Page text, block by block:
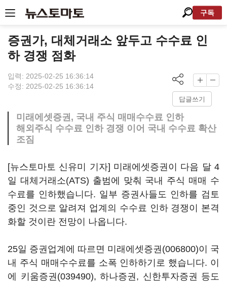
구독
증권가, 대체거래소 앞두고 수수료 인
하 경쟁 점화
입력: 2025-02-25 16:36:14
수정: 2025-02-25 16:36:14
답글쓰기
미래에셋증권, 국내 주식 매매수수료 인하
해외주식 수수료 인하 경쟁 이어 국내 수수료 확산
조짐
[뉴스토마토 신유미 기자] 미래에셋증권이 다음 달 4
일 대체거래소(ATS) 출범에 맞춰 국내 주식 매매 수
수료를 인하했습니다. 일부 증권사들도 인하를 검토
중인 것으로 알려져 업계의 수수료 인하 경쟁이 본격
화할 것이란 전망이 나옵니다.
25일 증권업계에 따르면 미래에셋증권(006800)이 국
내 주식 매매수수료를 소폭 인하하기로 했습니다. 이
에 키움증권(039490), 하나증권, 신한투자증권 등도